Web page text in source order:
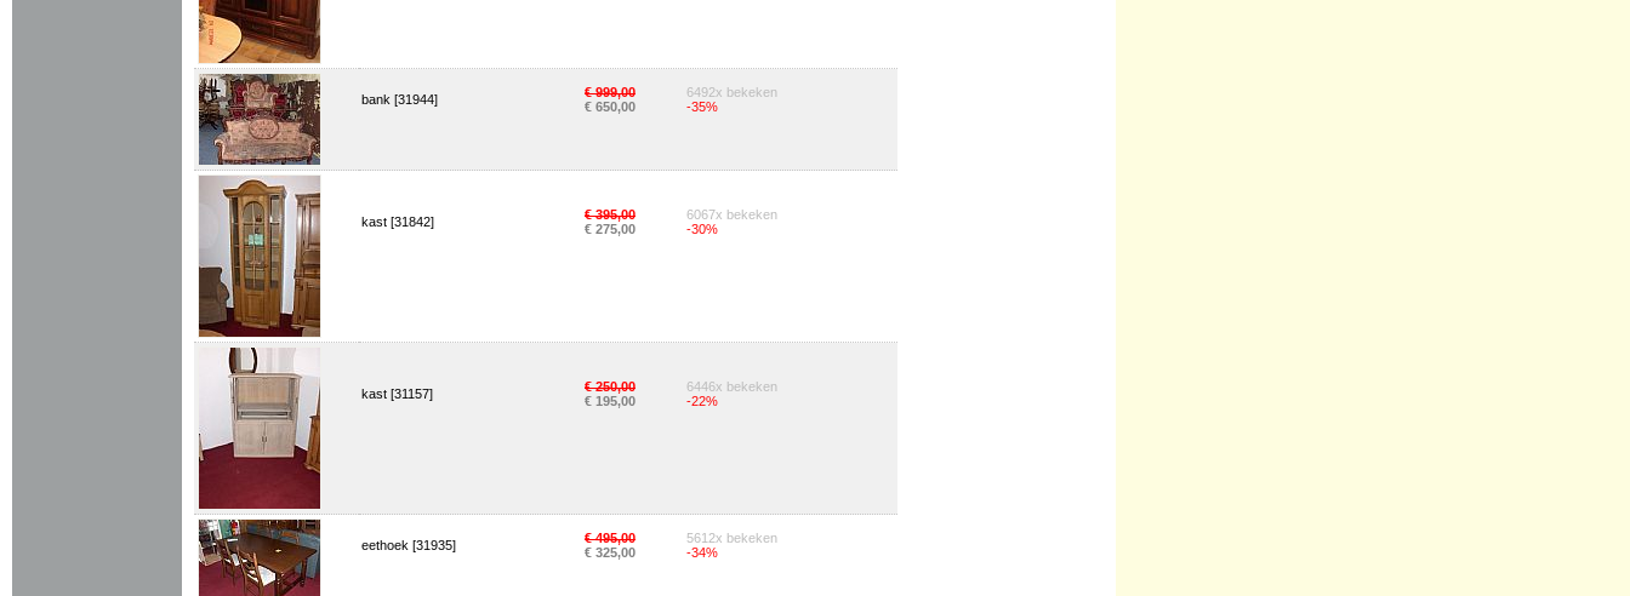
bank [31944]
€ 999,00
€ 650,00
6492x bekeken
-35%
kast [31842]
€ 395,00
€ 275,00
6067x bekeken
-30%
kast [31157]
€ 250,00
€ 195,00
6446x bekeken
-22%
eethoek [31935]
€ 495,00
€ 325,00
5612x bekeken
-34%